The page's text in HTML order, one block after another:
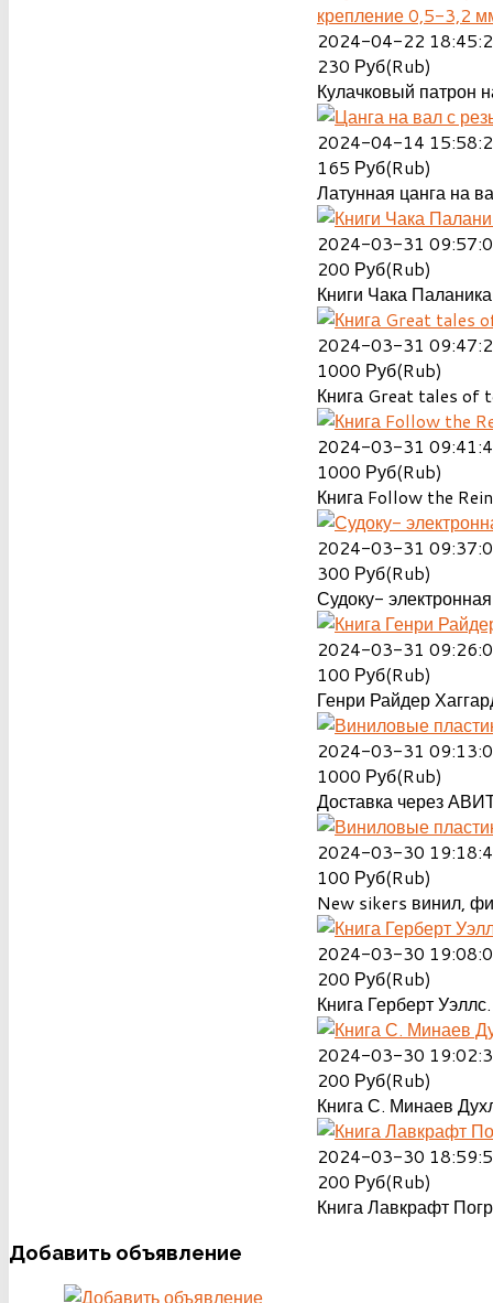
крепление 0,5-3,2
2024-04-22
230 Руб(Rub)
Кулачковый патрон
2024-04-14
165 Руб(Rub)
Латунная цанга на
2024-03-31
200 Руб(Rub)
Книги Чака
2024-03-31
1000 Руб(Rub)
Книга Great tales of
2024-03-31
1000 Руб(Rub)
Книга Follow the
2024-03-31
300 Руб(Rub)
Судоку-
2024-03-31
100 Руб(Rub)
Генри Райдер
2024-03-31
1000 Руб(Rub)
Доставка через
2024-03-30
100 Руб(Rub)
New sikers винил,
2024-03-30
200 Руб(Rub)
Книга Герберт
2024-03-30
200 Руб(Rub)
Книга С. Минаев
2024-03-30
200 Руб(Rub)
Книга Лавкрафт
Добавить объявление